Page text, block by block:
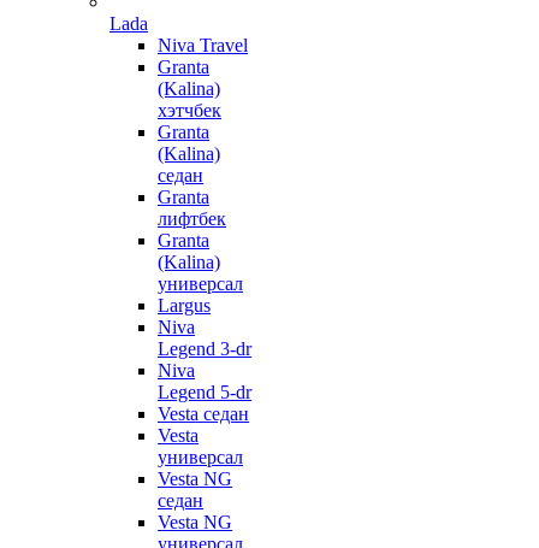
Lada
Niva Travel
Granta
(Kalina)
хэтчбек
Granta
(Kalina)
седан
Granta
лифтбек
Granta
(Kalina)
универсал
Largus
Niva
Legend 3-dr
Niva
Legend 5-dr
Vesta седан
Vesta
универсал
Vesta NG
седан
Vesta NG
универсал